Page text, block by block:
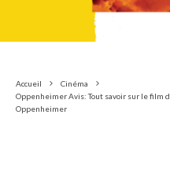
Accueil
Cinéma
Oppenheimer Avis: Tout savoir sur le film
Oppenheimer